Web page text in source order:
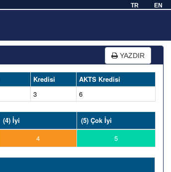
TR EN
YAZDIR
Kredisi
AKTS Kredisi
3 6
(4) İyi
(5) Çok İyi
4 5